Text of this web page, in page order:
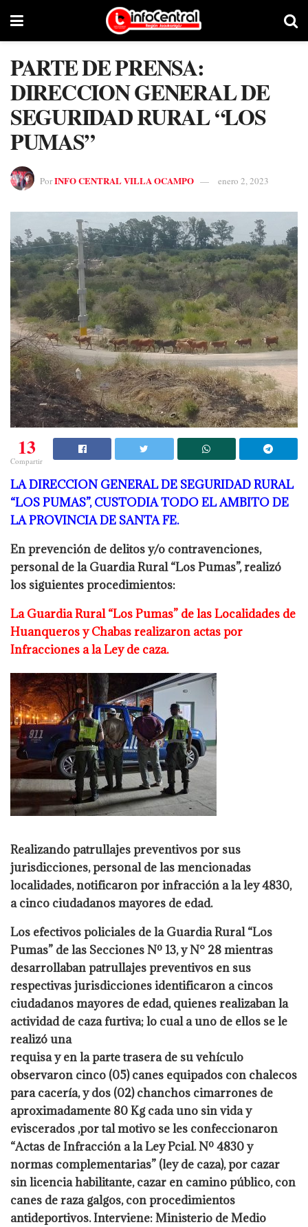
PARTE DE PRENSA:
DIRECCION GENERAL DE
SEGURIDAD RURAL “LOS
PUMAS”
PorINFO CENTRAL VILLA OCAMPO enero 2, 2023
13
Compartir
LA DIRECCION GENERAL DE SEGURIDAD RURAL
“LOS PUMAS”, CUSTODIA TODO EL AMBITO DE
LA PROVINCIA DE SANTA FE.
En prevención de delitos y/o contravenciones,
personal de la Guardia Rural “LosPumas”, realizó
los siguientes procedimientos:
La Guardia Rural “Los Pumas” de las Localidades de
Huanqueros y Chabasrealizaron actas por
Infracciones a la Ley de caza.
Realizando patrullajes preventivos por sus
jurisdicciones, personal de las mencionadas
localidades, notificaron por infracción a la ley 4830,
a cinco ciudadanos mayores de edad.
Los efectivos policiales de la Guardia Rural “Los
Pumas” de las Secciones Nº 13, yN° 28 mientras
desarrollaban patrullajes preventivos en sus
respectivasjurisdicciones identificaron a cincos
ciudadanos mayores de edad, quienesrealizaban la
actividad de caza furtiva; lo cual a uno de ellos se le
realizó una
requisa y en la parte trasera de su vehículo
observaron cinco (05) canes equipados con chalecos
para cacería, y dos (02) chanchos cimarrones de
aproximadamente 80 Kg cada uno sin vida y
eviscerados ,por tal motivo se les confeccionaron
“Actas de Infracción a la Ley Pcial. Nº 4830 y
normas complementarias” (ley de caza), por cazar
sin licencia habilitante, cazar en caminopúblico, con
canes de raza galgos, con procedimientos
antideportivos. Interviene:Ministerio de Medio